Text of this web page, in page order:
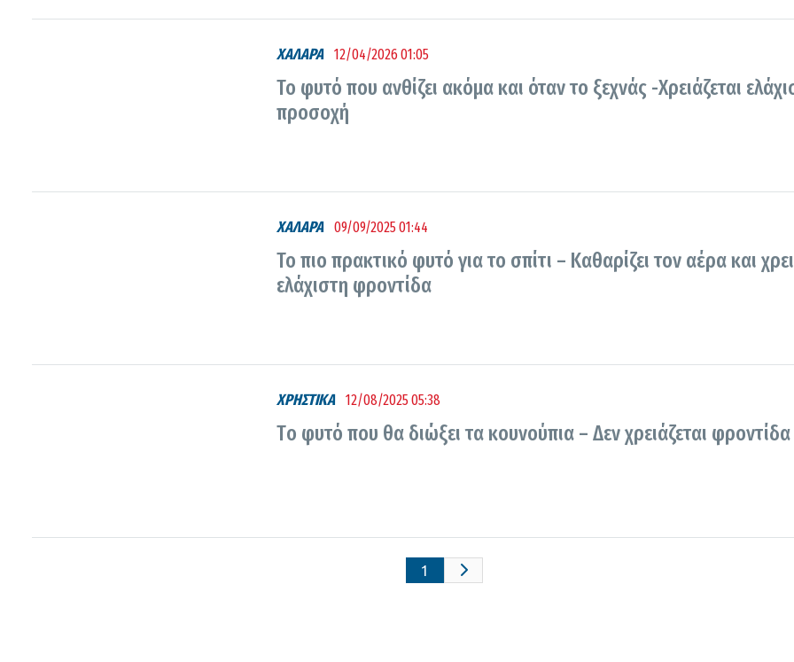
ΧΑΛΑΡΑ 12/04/2026 01:05
Το φυτό που ανθίζει ακόμα και όταν το ξεχνάς -Χρειάζεται
προσοχή
ΧΑΛΑΡΑ 09/09/2025 01:44
Το πιο πρακτικό φυτό για το σπίτι – Καθαρίζει τον αέρα και
ελάχιστη φροντίδα
ΧΡΗΣΤΙΚΑ 12/08/2025 05:38
Tο φυτό που θα διώξει τα κουνούπια – Δεν χρειάζεται φροντίδα
1